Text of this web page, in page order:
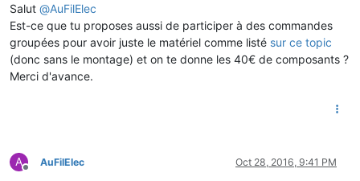
Salut @AuFilElec
Est-ce que tu proposes aussi de participer à des commandes
groupées pour avoir juste le matériel comme listé sur ce topic
(donc sans le montage) et on te donne les 40€ de composants ?
Merci d'avance.
A
Offline
AuFilElec Oct 28, 2016, 9:41 PM